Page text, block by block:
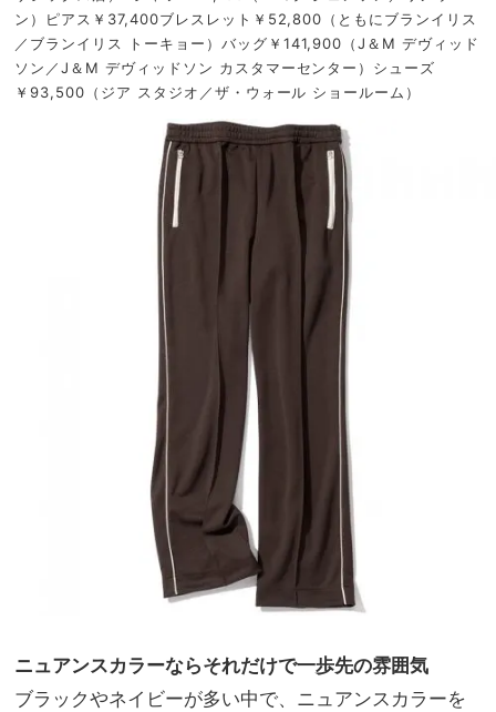
ン）ピアス￥37,400ブレスレット￥52,800（ともにブランイリス
／ブランイリス トーキョー）バッグ￥141,900（J＆M デヴィッド
ソン／J＆M デヴィッドソン カスタマーセンター）シューズ
￥93,500（ジア スタジオ／ザ・ウォール ショールーム）
ニュアンスカラーならそれだけで一歩先の雰囲気
ブラックやネイビーが多い中で、ニュアンスカラーを